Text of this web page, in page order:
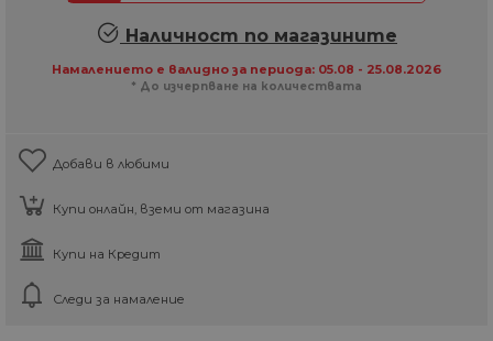
Наличност по магазините
Намалението е валидно за периода: 05.08 - 25.08.2026
* До изчерпване на количествата
Добави в любими
Купи онлайн, вземи от магазина
Купи на Кредит
Следи за намаление